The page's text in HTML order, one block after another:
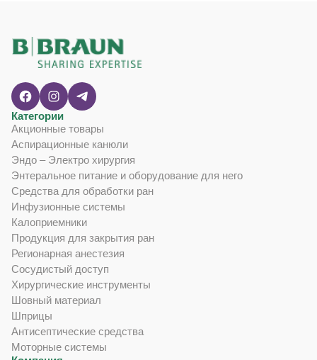
Категории
Акционные товары
Аспирационные канюли
Эндо – Электро хирургия
Энтеральное питание и оборудование для него
Средства для обработки ран
Инфузионные системы
Калоприемники
Продукция для закрытия ран
Регионарная анестезия
Сосудистый доступ
Хирургические инструменты
Шовный материал
Шприцы
Антисептические средства
Моторные системы